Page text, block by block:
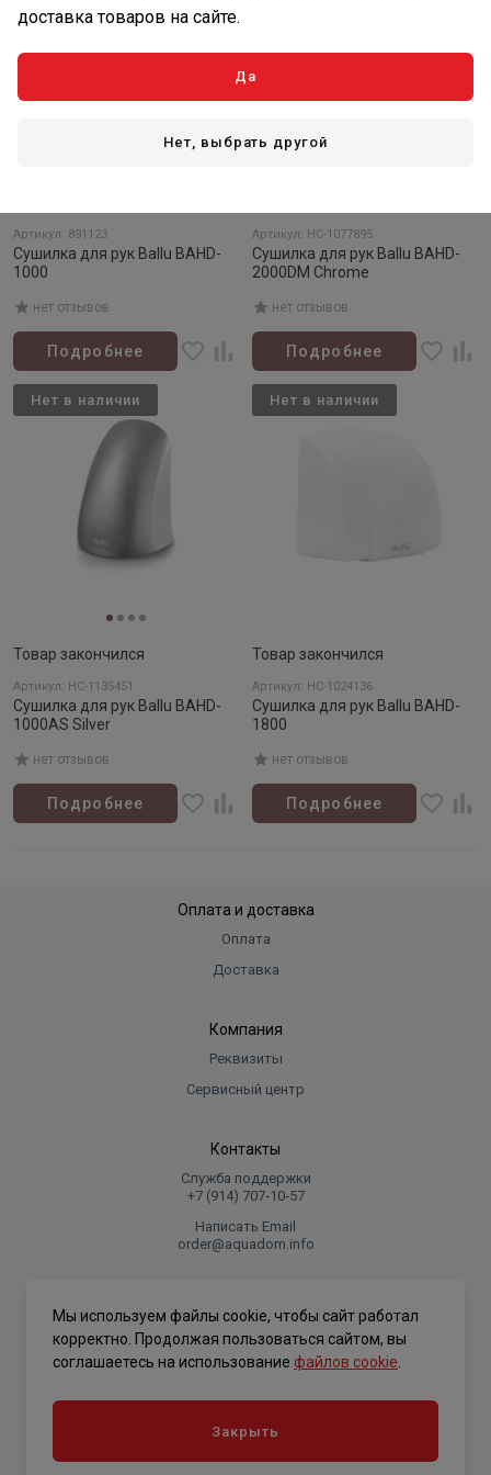
Артикул: 891123
Сушилка для рук Ballu BAHD-
1000
нет отзывов
Подробнее
Артикул: НС-1077895
Сушилка для рук Ballu BAHD-
2000DM Chrome
нет отзывов
Подробнее
Товар закончился
Артикул: НС-1135451
Сушилка для рук Ballu BAHD-
1000AS Silver
нет отзывов
Подробнее
Нет в наличии
Товар закончился
Артикул: НС-1024136
Сушилка для рук Ballu BAHD-
1800
нет отзывов
Подробнее
Нет в наличии
Оплата и доставка
Оплата
Доставка
Компания
Реквизиты
Сервисный центр
Контакты
Служба поддержки
+7 (914) 707‑10‑57
Написать Email
order@aquadom.info
.
доставка товаров на сайте.
Да
Нет, выбрать другой
Мы используем файлы cookie, чтобы сайт работал
корректно. Продолжая пользоваться сайтом, вы
соглашаетесь на использование файлов cookie
Закрыть